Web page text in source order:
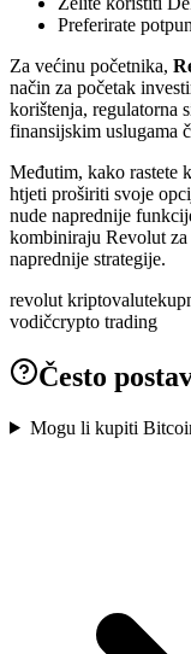
Preferirate
Za većinu početnika,
način za početak
korištenja, regulatorna
finansijskim uslugama
Međutim, kako rastete
htjeti proširiti svoje
nude naprednije
kombiniraju Revolut za
naprednije strategije.
revolut kriptovalute
vodičcrypto trading
Često
Mogu li kupiti